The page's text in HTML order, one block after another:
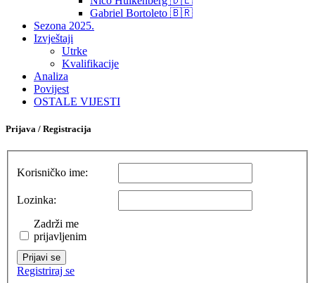
Gabriel Bortoleto 🇧🇷
Sezona 2025.
Izvještaji
Utrke
Kvalifikacije
Analiza
Povijest
OSTALE VIJESTI
Prijava / Registracija
Korisničko ime:
Lozinka:
Zadrži me
prijavljenim
Prijavi se
Registriraj se